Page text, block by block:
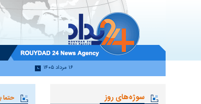
۱۶ مرداد ۱۴۰۵
حتما سوژه‌های روز